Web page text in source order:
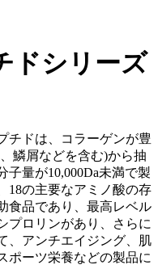
ドシリーズ
チドは、コラーゲンが豊
鱗屑などを含む)から抽
子量が10,000Da未満で製
18の主要なアミノ酸の存
食品であり、最高レベル
プロリンがあり、さらに
、アンチエイジング、肌
ポーツ栄養などの製品に